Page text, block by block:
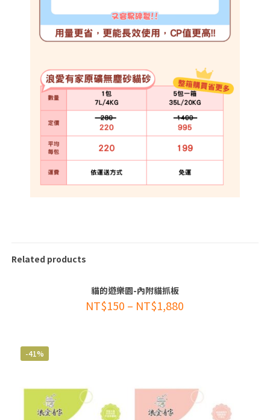
Related products
貓的遊樂園-內附貓抓板
NT$150 – NT$1,880
-41%